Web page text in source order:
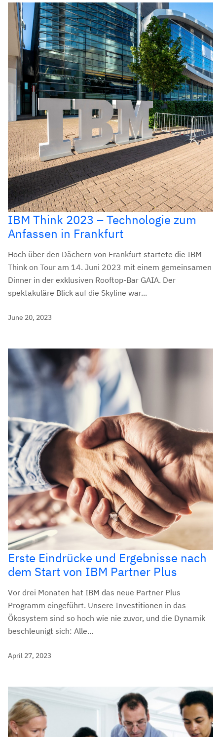
IBM Think 2023 – Technologie zum
Anfassen in Frankfurt
Hoch über den Dächern von Frankfurt startete die IBM
Think on Tour am 14. Juni 2023 mit einem gemeinsamen
Dinner in der exklusiven Rooftop-Bar GAIA. Der
spektakuläre Blick auf die Skyline war...
June 20, 2023
Erste Eindrücke und Ergebnisse nach
dem Start von IBM Partner Plus
Vor drei Monaten hat IBM das neue Partner Plus
Programm eingeführt. Unsere Investitionen in das
Ökosystem sind so hoch wie nie zuvor, und die Dynamik
beschleunigt sich: Alle...
April 27, 2023